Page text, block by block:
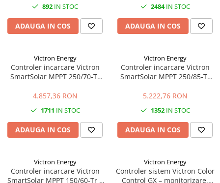
892 IN STOC
ADAUGA IN COS
2484IN STOC
ADAUGA IN COS
Victron Energy
Controler incarcare Victron
SmartSolar MPPT 250/70-Tr
eficienta maxima
4.857,36 RON
1711 IN STOC
ADAUGA IN COS
Victron Energy
Controler incarcare Victron
SmartSolar MPPT 250/85-Tr
eficienta maxima
5.222,76 RON
1352IN STOC
ADAUGA IN COS
Victron Energy
Controler incarcare Victron
SmartSolar MPPT 150/60-Tr –
Victron Energy
Controler sistem Victron Color
Control GX – monitorizare,